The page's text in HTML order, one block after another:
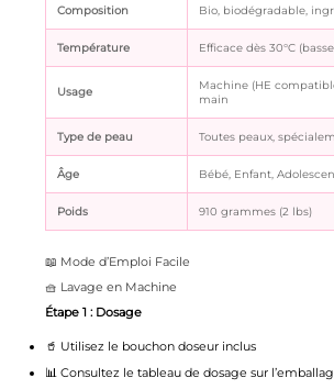
Composition Bio, biodégradable,
Température Efficace dès 30°C
Usage
Machine (HE
main
Type de peau Toutes peaux,
Âge Bébé, Enfant,
Poids 910 grammes (2 lbs)
📖 Mode d’Emploi Facile
🧺 Lavage en Machine
Étape 1 : Dosage
🥤 Utilisez le bouchon doseur inclus
📊 Consultez le tableau de dosage sur